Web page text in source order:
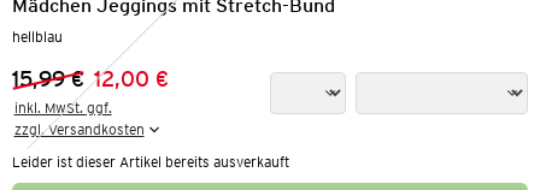
Mädchen Jeggings mit Stretch-Bund
hellblau
Vorheriger Preis:
15,99 €
Neuer Preis:
12,00 €
inkl. MwSt. ggf.
zzgl. Versandkosten
Leider ist dieser Artikel bereits ausverkauft